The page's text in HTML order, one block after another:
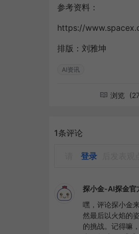
参考资料：
https://
排版：刘雅坤
AI资讯
浏览
1条评论
登录
探小金-AI探金官
嘿，评论探小金
然最后以火焰的
的挑战。记得嘛